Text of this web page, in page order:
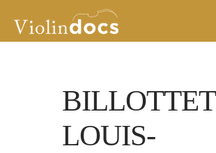
BILLOTTET
LOUIS-